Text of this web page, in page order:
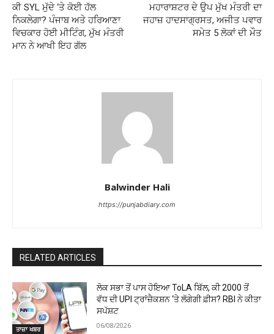
ਕੀ SYL ਮੁੱਦੇ ‘ਤੇ ਕੋਈ ਹੱਲ
ਨਿਕਲੇਗਾ? ਪੰਜਾਬ ਅਤੇ ਹਰਿਆਣਾ
ਵਿਚਕਾਰ ਹੋਈ ਮੀਟਿੰਗ, ਮੁੱਖ ਮੰਤਰੀ
ਮਾਨ ਨੇ ਆਖੀ ਇਹ ਗੱਲ
ਮਹਾਰਾਸ਼ਟਰ ਦੇ ਉਪ ਮੁੱਖ ਮੰਤਰੀ ਦਾ
ਜਹਾਜ਼ ਹਾਦਸਾਗ੍ਰਸਤ, ਅਜੀਤ ਪਵਾਰ
ਸਮੇਤ 5 ਲੋਕਾਂ ਦੀ ਮੌਤ
Balwinder Hali
https://punjabdiary.com
RELATED ARTICLES
ਤਾਜ਼ਾ ਖਬਰ
ਲੋਕ ਸਭਾ ਤੋਂ ਪਾਸ ਹੋਇਆ ToLA ਬਿੱਲ, ਕੀ ₹2000 ਤੋਂ
ਵੱਧ ਦੀ UPI ਟ੍ਰਾਂਜ਼ੈਕਸ਼ਨ ‘ਤੇ ਲੱਗੇਗੀ ਫ਼ੀਸ? RBI ਨੇ ਕੀਤਾ
ਸਪੱਸ਼ਟ
06/08/2026